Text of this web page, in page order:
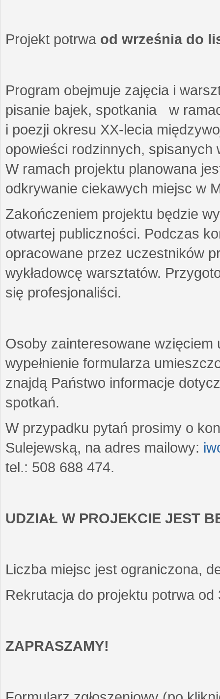
Projekt potrwa od września do
Program obejmuje zajęcia i
pisanie bajek, spotkania w
i poezji okresu XX-lecia
opowieści rodzinnych,
W ramach projektu planowana
odkrywanie ciekawych miejsc w
Zakończeniem projektu będzie
otwartej publiczności. Podczas
opracowane przez uczestników
wykładowcę warsztatów.
się profesjonaliści.
Osoby zainteresowane wzięciem
wypełnienie formularza
znajdą Państwo informacje
spotkań.
W przypadku pytań prosimy o
Sulejewską, na adres mailowy:
tel.: 508 688 474.
UDZIAŁ W PROJEKCIE JEST
Liczba miejsc jest ograniczona,
Rekrutacja do projektu potrwa
ZAPRASZAMY!